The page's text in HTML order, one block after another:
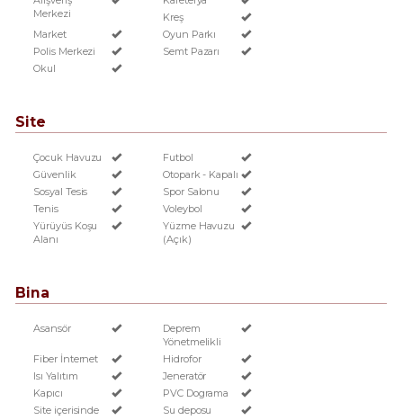
Merkezi
Kreş
Market
Oyun Parkı
Polis Merkezi
Semt Pazarı
Okul
Site
Çocuk Havuzu
Futbol
Güvenlik
Otopark - Kapalı
Sosyal Tesis
Spor Salonu
Tenis
Voleybol
Yürüyüs Koşu
Alanı
Yüzme Havuzu
(Açık)
Bina
Asansör
Deprem
Yönetmelikli
Fiber İnternet
Hidrofor
Isı Yalıtım
Jeneratör
Kapıcı
PVC Dograma
Site içerisinde
Su deposu